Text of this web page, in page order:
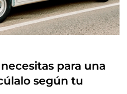
para una
según tu